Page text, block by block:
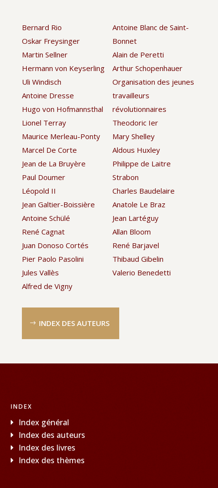
Bernard Rio
Oskar Freysinger
Martin Sellner
Hermann von Keyserling
Uli Windisch
Antoine Dresse
Hugo von Hofmannsthal
Lionel Terray
Maurice Merleau-Ponty
Marcel De Corte
Jean de La Bruyère
Paul Doumer
Léopold II
Jean Galtier-Boissière
Antoine Schülé
René Cagnat
Juan Donoso Cortés
Pier Paolo Pasolini
Jules Vallès
Alfred de Vigny
Antoine Blanc de Saint-
Bonnet
Alain de Peretti
Arthur Schopenhauer
Organisation des jeunes
travailleurs
révolutionnaires
Theodoric Ier
Mary Shelley
Aldous Huxley
Philippe de Laitre
Strabon
Charles Baudelaire
Anatole Le Braz
Jean Lartéguy
Allan Bloom
René Barjavel
Thibaud Gibelin
Valerio Benedetti
INDEX DES AUTEURS
INDEX
Index général
Index des auteurs
Index des livres
Index des thèmes